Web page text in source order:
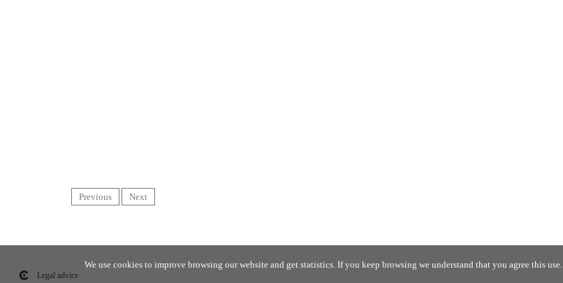
Previous Next
Legal advice
We use cookies to improve browsing our website and get statistics. If you keep browsing we understand that you agree this use.